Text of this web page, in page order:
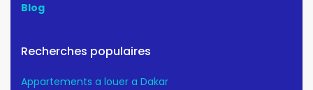
Blog
Recherches populaires
Appartements a louer a Dakar